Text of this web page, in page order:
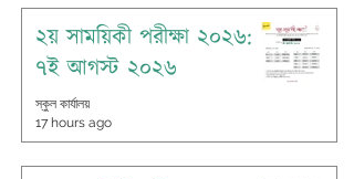
২য় সাময়িকী পরীক্ষা ২০২৬:
৭ই আগস্ট ২০২৬
স্কুল কার্যালয়
17 hours ago